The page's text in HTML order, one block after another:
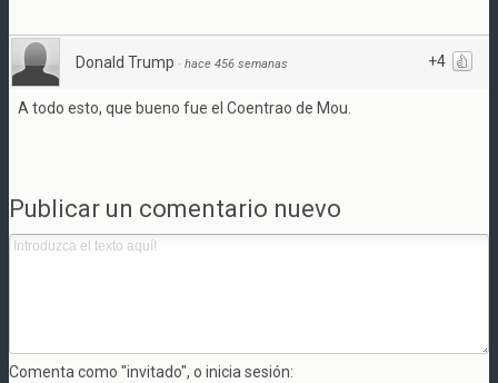
+4
Donald Trump · hace 456 semanas
A todo esto, que bueno fue el Coentrao de Mou.
Publicar un comentario nuevo
Comenta como "invitado", o inicia sesión: